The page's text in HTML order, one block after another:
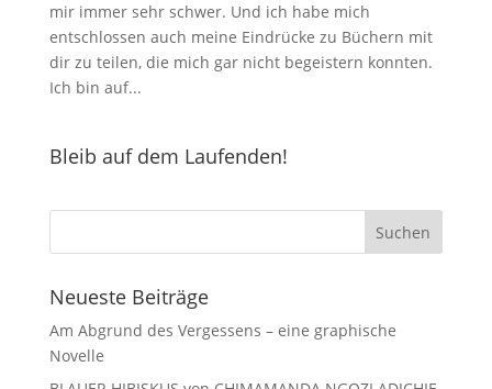
mir immer sehr schwer. Und ich habe mich
entschlossen auch meine Eindrücke zu Büchern mit
dir zu teilen, die mich gar nicht begeistern konnten.
Ich bin auf...
Bleib auf dem Laufenden!
Neueste Beiträge
Am Abgrund des Vergessens – eine graphische
Novelle